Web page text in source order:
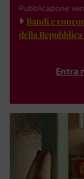
Pubblicazione:
Bandi e
della
Entra